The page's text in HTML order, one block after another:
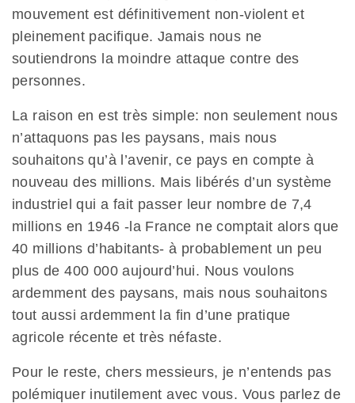
mouvement est définitivement non-violent et
pleinement pacifique. Jamais nous ne
soutiendrons la moindre attaque contre des
personnes.
La raison en est très simple: non seulement nous
n’attaquons pas les paysans, mais nous
souhaitons qu’à l’avenir, ce pays en compte à
nouveau des millions. Mais libérés d’un système
industriel qui a fait passer leur nombre de 7,4
millions en 1946 -la France ne comptait alors que
40 millions d’habitants- à probablement un peu
plus de 400 000 aujourd’hui. Nous voulons
ardemment des paysans, mais nous souhaitons
tout aussi ardemment la fin d’une pratique
agricole récente et très néfaste.
Pour le reste, chers messieurs, je n’entends pas
polémiquer inutilement avec vous. Vous parlez de